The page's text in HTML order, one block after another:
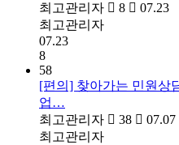
최고관리자
8
07.23
최고관리자
07.23
8
58
[편의] 찾아가는 민원상
업…
최고관리자
38
07.07
최고관리자